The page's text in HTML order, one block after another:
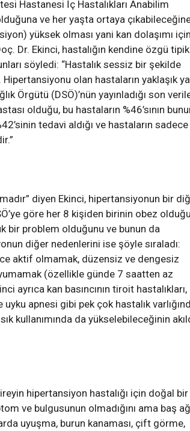
Hastanesi İç Hastalıkları Anabilim
ve her yaşta ortaya
yüksek olması yani kan dolaşımı için
Dr. Ekinci, hastalığın kendine özgü tipik
söyledi: “Hastalık sessiz bir şekilde
olan hastaların yaklaşık
Örgütü (DSÖ)’nün yayınladığı son
olduğu, bu hastaların %46’sının
tedavi aldığı ve hastaların sadece
diyen Ekinci, hipertansiyonun bir
göre her 8 kişiden birinin obez
bir problem olduğunu ve bunun da
diğer nedenlerini ise şöyle sıraladı:
aktif olmamak, düzensiz ve dengesiz
(özellikle günde 7 saatten az
ayrıca kan basıncının tiroit hastalıkları,
apnesi gibi pek çok hastalık
kullanımında da yükselebileceğinin
hipertansiyon hastalığı için doğal bir
ve bulgusunun olmadığını ama baş
uyuşma, burun kanaması, çift görme,